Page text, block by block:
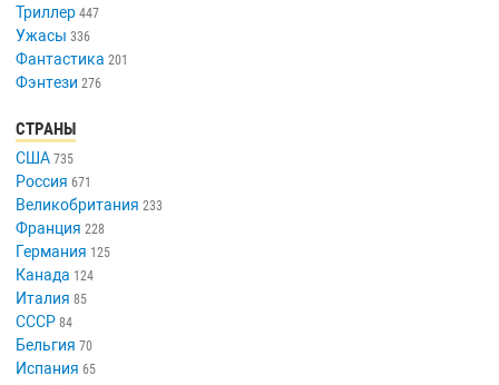
Триллер 447
Ужасы 336
Фантастика 201
Фэнтези 276
СТРАНЫ
США 735
Россия 671
Великобритания 233
Франция 228
Германия 125
Канада 124
Италия 85
СССР 84
Бельгия 70
Испания 65